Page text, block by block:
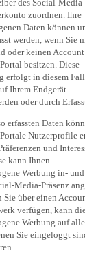
des Social-
zuordnen. Ihre
Daten können
werden, wenn Sie
oder keinen
besitzen. Diese
erfolgt in diesem
Ihrem Endgerät
oder durch
erfassten Daten
Nutzerprofile
und
kann Ihnen
Werbung in-
Media-Präsenz
Sie über einen
verfügen, kann
Werbung auf
Sie eingeloggt